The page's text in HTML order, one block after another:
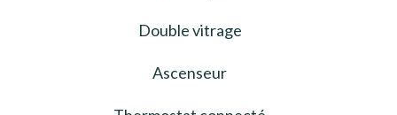
Double vitrage
Ascenseur